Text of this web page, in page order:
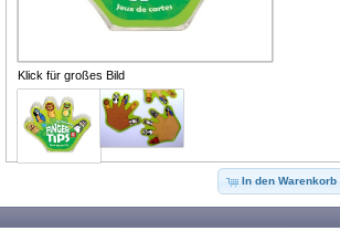
Klick für großes Bild
In den Warenkorb